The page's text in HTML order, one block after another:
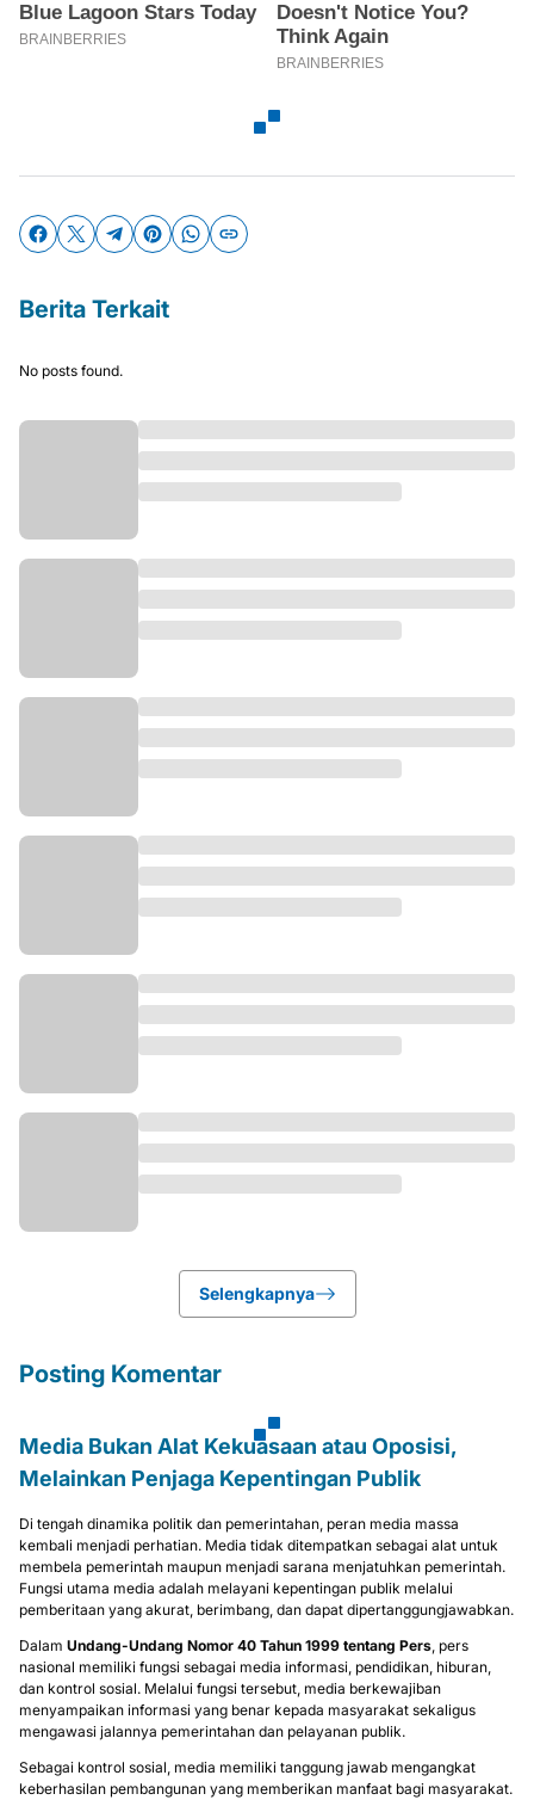
Berita Terkait
No posts found.
Selengkapnya
Posting Komentar
Media Bukan Alat Kekuasaan atau Oposisi,
Melainkan Penjaga Kepentingan Publik
Di tengah dinamika politik dan pemerintahan, peran media massa
kembali menjadi perhatian. Media tidak ditempatkan sebagai alat untuk
membela pemerintah maupun menjadi sarana menjatuhkan pemerintah.
Fungsi utama media adalah melayani kepentingan publik melalui
pemberitaan yang akurat, berimbang, dan dapat dipertanggungjawabkan.
Dalam Undang-Undang Nomor 40 Tahun 1999 tentang Pers, pers
nasional memiliki fungsi sebagai media informasi, pendidikan, hiburan,
dan kontrol sosial. Melalui fungsi tersebut, media berkewajiban
menyampaikan informasi yang benar kepada masyarakat sekaligus
mengawasi jalannya pemerintahan dan pelayanan publik.
Sebagai kontrol sosial, media memiliki tanggung jawab mengangkat
keberhasilan pembangunan yang memberikan manfaat bagi masyarakat.